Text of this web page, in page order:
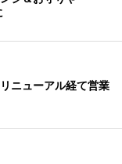
ニューアル経て営業